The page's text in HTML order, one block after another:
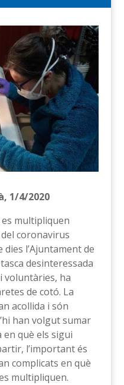
1/4/2020
multipliquen
coronavirus
dies l’Ajuntament de
desinteressada
voluntàries, ha
de cotó. La
acollida i són
han volgut sumar
en què els sigui
l’important és
complicats en què
multipliquen.